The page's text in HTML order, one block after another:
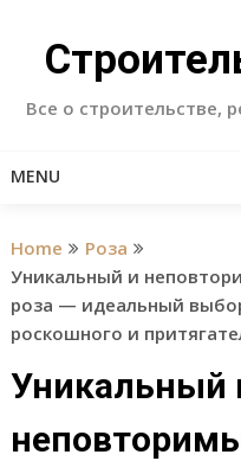
content
Все о строительстве,
MENU
Home
Роза
Уникальный и
роза — идеальный
роскошного и
Уникальный